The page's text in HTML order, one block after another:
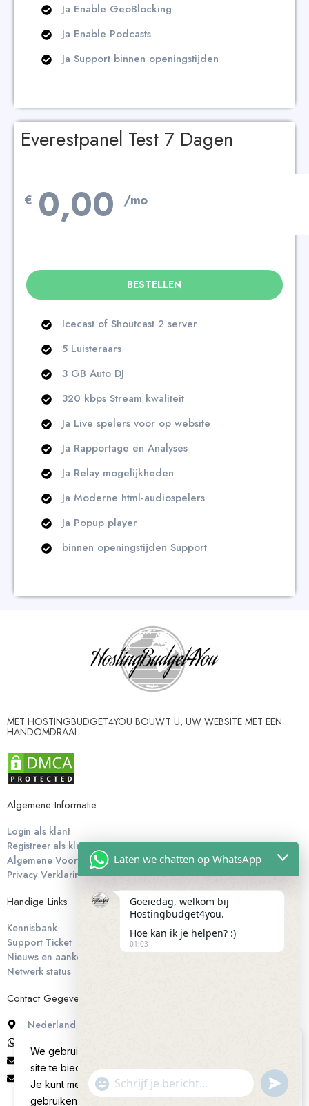
Ja Enable GeoBlocking
Ja Enable Podcasts
Ja Support binnen openingstijden
Everestpanel Test 7 Dagen
€ 0,00 /mo
Icecast of Shoutcast 2 server
5 Luisteraars
3 GB Auto DJ
320 kbps Stream kwaliteit
Ja Live spelers voor op website
Ja Rapportage en Analyses
Ja Relay mogelijkheden
Ja Moderne html-audiospelers
Ja Popup player
binnen openingstijden Support
BESTELLEN
MET HOSTINGBUDGET4YOU BOUWT U, UW WEBSITE MET EEN
HANDOMDRAAI
Algemene Informatie
Login als klant
Registreer als klant
Algemene Voorwaarden
Privacy Verklaring
Handige Links
Kennisbank
Support Ticket
Nieuws en aankondigingen
Netwerk status
Contact Gegevens
Nederland
info@hostingbudget4you.nl
administratie@hostingbudget4you.nl
We gebruiken cookies om je de beste ervaring op onze
site te bieden.
Je kunt meer te weten komen over welke cookies we
gebruiken of ze uitschakelen insettings.
Laten we chatten op WhatsApp
Goeiedag, welkom bij
Hostingbudget4you.
Hoe kan ik je helpen? :)
01:03
"+chaty_settings.lang.emoji_picker+"
WhatsApp Message